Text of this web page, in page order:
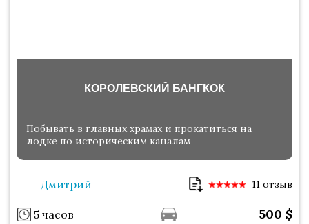
КОРОЛЕВСКИЙ БАНГКОК
Побывать в главных храмах и прокатиться на
лодке по историческим каналам
Дмитрий 11 отзыв
5 часов 500 $